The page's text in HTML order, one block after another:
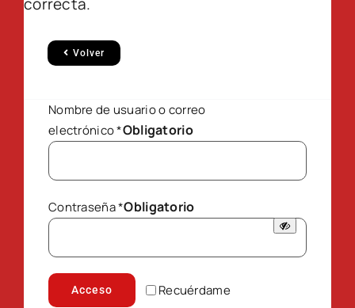
correcta.
Volver
Nombre de usuario o correo
electrónico*Obligatorio
Contraseña*Obligatorio
Recuérdame
Acceso